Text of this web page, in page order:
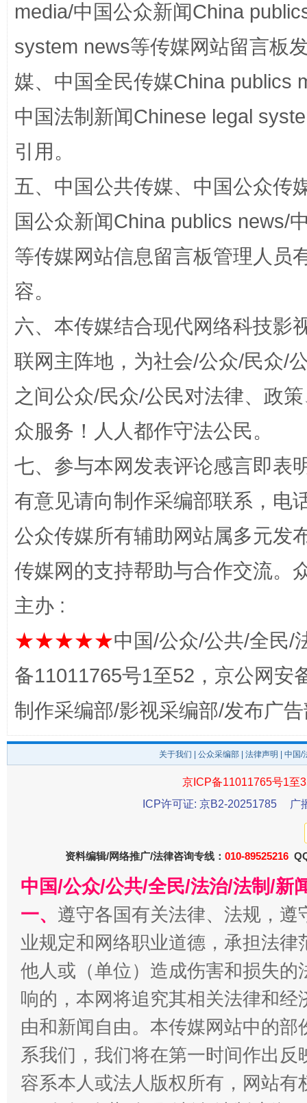
漫山遍野的桃花与雪山、麦地、白藏房 除
网上购药对药下症？
习近平的博鳌关键词
魏明亮
media/中国公众新闻China
system news等传媒网站留言板
媒、中国全民传媒China publics
中国法制新闻Chinese legal
引用。
五、中国公共传媒、中国公众传
国公众新闻China publics news/
等传媒网站信息留言板管理人员
容。
六、本传媒结合现代网络科技影
联网主阵地，为社会/公众/民众/
之间公众/民众/公民对法律、政
众服务！人人都作守法公民。
七、参与本网发表评论感言即表
有意见请向制作采编部联系，电
公众传媒所有辅助网站属多元发
传媒网的支持帮助与合作交流。
主办 :
★★★★★中国/公众/公共/全民/
备11011765号1至52，京公网安
制作采编部/影视采编部/发布广
关于我们 公众采编部 法律声明 | 中国
京ICP备11011765号1至
ICP许可证: 京B2-20251785
广
资料编辑/网络推广/法律咨询专线： 010-89525216
中国/公众/公共/全民/法治/法制/新
一、 遵守各国有关法律、法规，
业规定和网络职业道德，承担法
他人或（单位）造成伤害和损失
响的，本网将追究其相关法律和
由和新闻自由。本传媒网站中的
系我们，我们将在第一时间作出
容系本人或法人版权所有，网站